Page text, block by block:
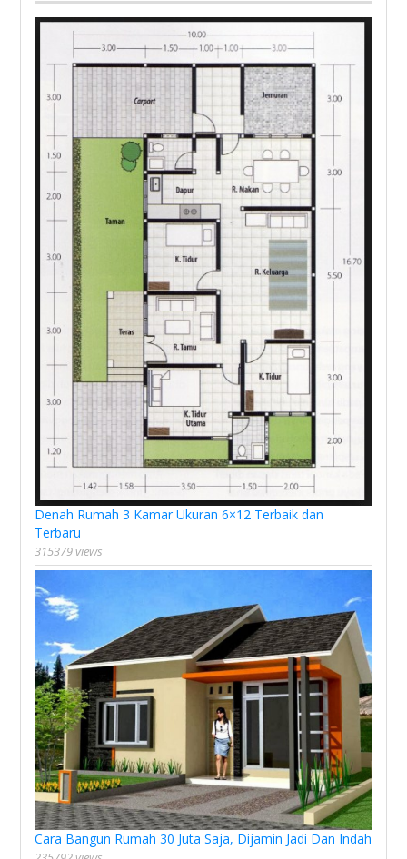
Denah Rumah 3 Kamar Ukuran 6×12 Terbaik dan
Terbaru
315379 views
Cara Bangun Rumah 30 Juta Saja, Dijamin Jadi Dan Indah